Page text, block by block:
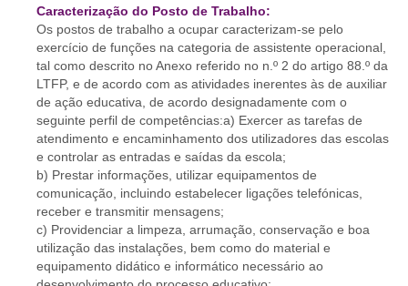
Caracterização do Posto de Trabalho:
Os postos de trabalho a ocupar caracterizam-se pelo
exercício de funções na categoria de assistente operacional,
tal como descrito no Anexo referido no n.º 2 do artigo 88.º da
LTFP, e de acordo com as atividades inerentes às de auxiliar
de ação educativa, de acordo designadamente com o
seguinte perfil de competências:a) Exercer as tarefas de
atendimento e encaminhamento dos utilizadores das escolas
e controlar as entradas e saídas da escola;
b) Prestar informações, utilizar equipamentos de
comunicação, incluindo estabelecer ligações telefónicas,
receber e transmitir mensagens;
c) Providenciar a limpeza, arrumação, conservação e boa
utilização das instalações, bem como do material e
equipamento didático e informático necessário ao